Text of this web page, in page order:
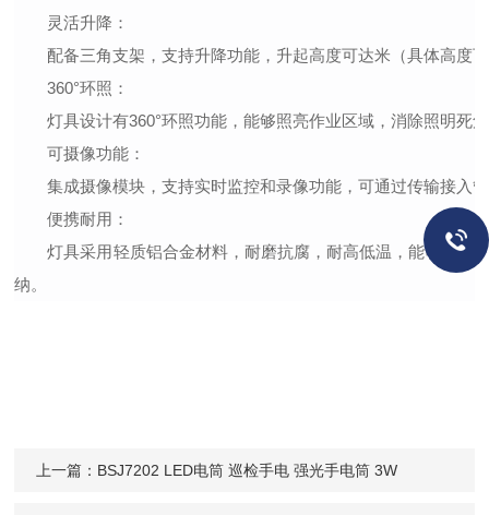
灵活升降 ：
配备三角支架，支持升降功能，升起高度可达米（具体高度
360°环照 ：
灯具设计有360°环照功能，能够照亮作业区域，消除照明死
可摄像功能 ：
集成摄像模块，支持实时监控和录像功能，可通过传输接入
便携耐用 ：
灯具采用轻质铝合金材料，耐磨抗腐，耐高低温，能够在各
纳。
上一篇： BSJ7202 LED电筒 巡检手电 强光手电筒 3W